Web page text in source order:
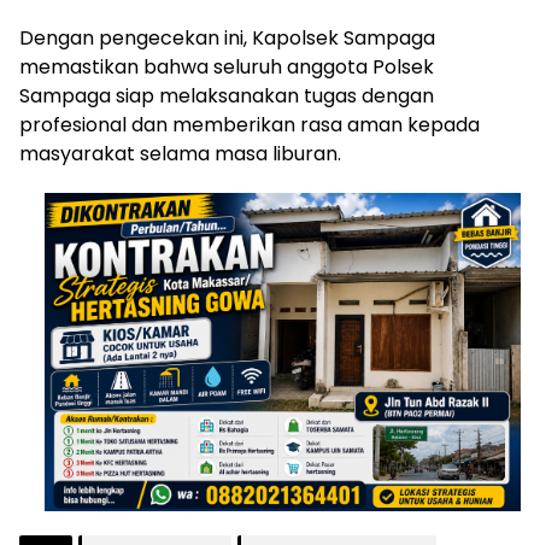
Dengan pengecekan ini, Kapolsek Sampaga
memastikan bahwa seluruh anggota Polsek
Sampaga siap melaksanakan tugas dengan
profesional dan memberikan rasa aman kepada
masyarakat selama masa liburan.